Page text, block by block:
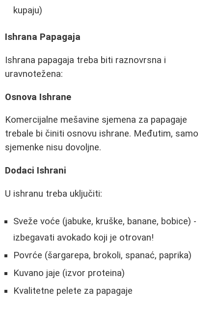
kupaju)
Ishrana Papagaja
Ishrana papagaja treba biti raznovrsna i
uravnotežena:
Osnova Ishrane
Komercijalne mešavine sjemena za papagaje
trebale bi činiti osnovu ishrane. Međutim, samo
sjemenke nisu dovoljne.
Dodaci Ishrani
U ishranu treba uključiti:
Sveže voće (jabuke, kruške, banane, bobice) -
izbegavati avokado koji je otrovan!
Povrće (šargarepa, brokoli, spanać, paprika)
Kuvano jaje (izvor proteina)
Kvalitetne pelete za papagaje